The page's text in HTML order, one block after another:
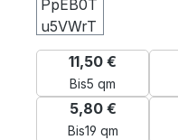
Bis5 qm
11,50 €
Bis19 qm
5,80 €